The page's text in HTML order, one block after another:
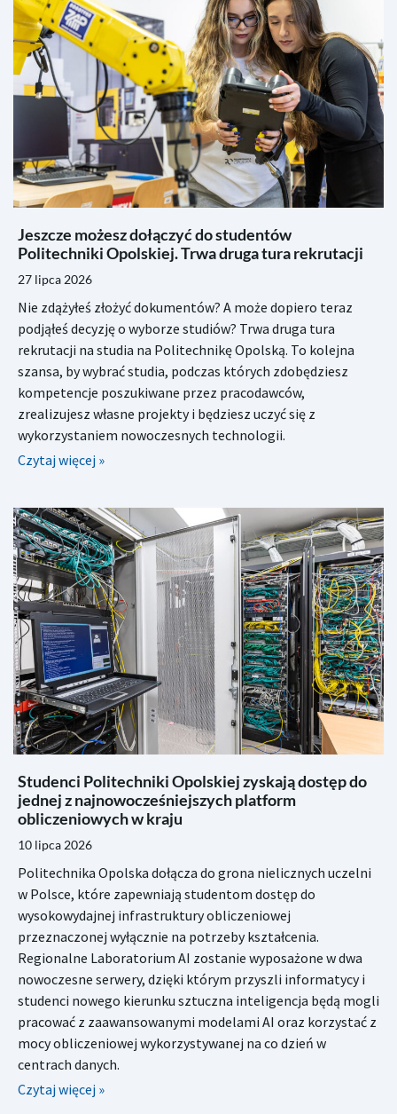
Jeszcze możesz dołączyć do studentów
Politechniki Opolskiej. Trwa druga tura rekrutacji
27 lipca 2026
Nie zdążyłeś złożyć dokumentów? A może dopiero teraz
podjąłeś decyzję o wyborze studiów? Trwa druga tura
rekrutacji na studia na Politechnikę Opolską. To kolejna
szansa, by wybrać studia, podczas których zdobędziesz
kompetencje poszukiwane przez pracodawców,
zrealizujesz własne projekty i będziesz uczyć się z
wykorzystaniem nowoczesnych technologii.
Czytaj więcej »
Studenci Politechniki Opolskiej zyskają dostęp do
jednej z najnowocześniejszych platform
obliczeniowych w kraju
10 lipca 2026
Politechnika Opolska dołącza do grona nielicznych uczelni
w Polsce, które zapewniają studentom dostęp do
wysokowydajnej infrastruktury obliczeniowej
przeznaczonej wyłącznie na potrzeby kształcenia.
Regionalne Laboratorium AI zostanie wyposażone w dwa
nowoczesne serwery, dzięki którym przyszli informatycy i
studenci nowego kierunku sztuczna inteligencja będą mogli
pracować z zaawansowanymi modelami AI oraz korzystać z
mocy obliczeniowej wykorzystywanej na co dzień w
centrach danych.
Czytaj więcej »